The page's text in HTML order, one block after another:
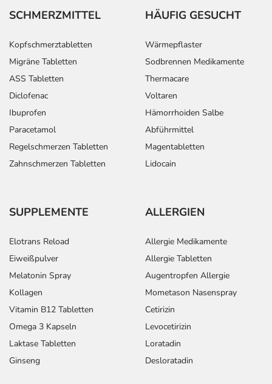
SCHMERZMITTEL
Kopfschmerztabletten
Migräne Tabletten
ASS Tabletten
Diclofenac
Ibuprofen
Paracetamol
Regelschmerzen Tabletten
Zahnschmerzen Tabletten
HÄUFIG GESUCHT
Wärmepflaster
Sodbrennen Medikamente
Thermacare
Voltaren
Hämorrhoiden Salbe
Abführmittel
Magentabletten
Lidocain
SUPPLEMENTE
Elotrans Reload
Eiweißpulver
Melatonin Spray
Kollagen
Vitamin B12 Tabletten
Omega 3 Kapseln
Laktase Tabletten
Ginseng
ALLERGIEN
Allergie Medikamente
Allergie Tabletten
Augentropfen Allergie
Mometason Nasenspray
Cetirizin
Levocetirizin
Loratadin
Desloratadin